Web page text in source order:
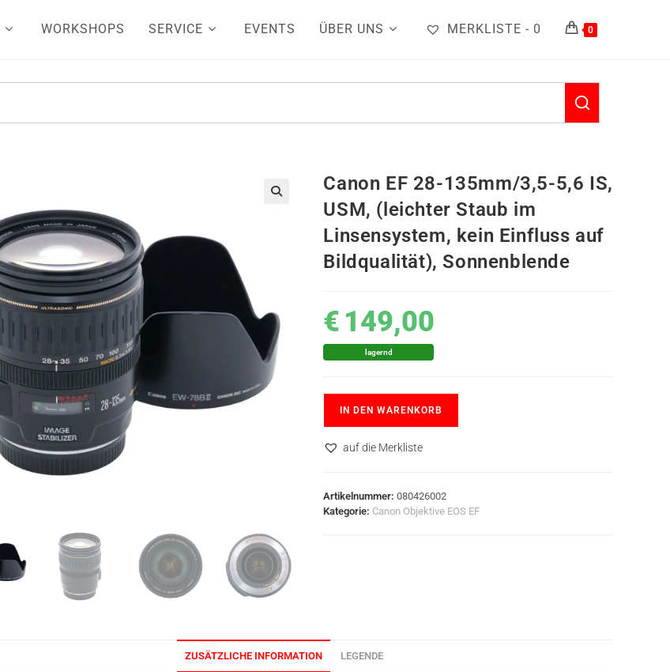
WORKSHOPS SERVICE EVENTS ÜBER UNS MERKLISTE - 0 0
Canon EF 28-135mm/3,5-5,6 IS,
USM, (leichter Staub im
Linsensystem, kein Einfluss auf
Bildqualität), Sonnenblende
€ 149,00
lagernd
IN DEN WARENKORB
auf die Merkliste
Artikelnummer:080426002
Kategorie: Canon Objektive EOS EF
ZUSÄTZLICHE INFORMATION LEGENDE